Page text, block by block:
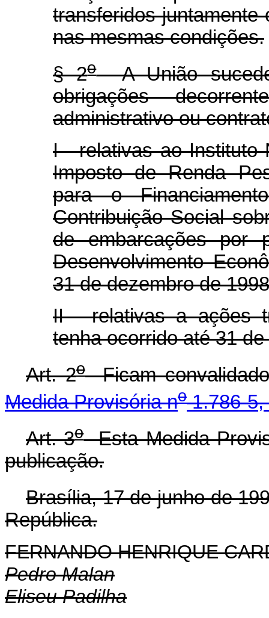
transferidos
nas mesmas condições.
§ 2oA União
obrigações
administrativo ou
I - relativas ao Instituto
Imposto de Renda
para o
Contribuição Social
de embarcações por
Desenvolvimento
31 de dezembro de
II - relativas a ações
tenha ocorrido até 31
Art. 2oFicam
Medida Provisória no1.786-5,
Art. 3oEsta Medida
publicação.
Brasília, 17 de junho de
República.
FERNANDO HENRIQUE
Pedro Malan
Eliseu Padilha